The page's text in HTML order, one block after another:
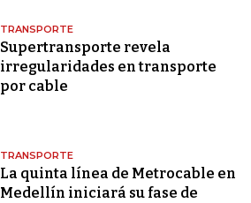
TRANSPORTE
Supertransporte revela
irregularidades en transporte
por cable
TRANSPORTE
La quinta línea de Metrocable en
Medellín iniciará su fase de